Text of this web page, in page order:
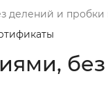
делений и пробки